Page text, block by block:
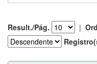
Result./Pág. |